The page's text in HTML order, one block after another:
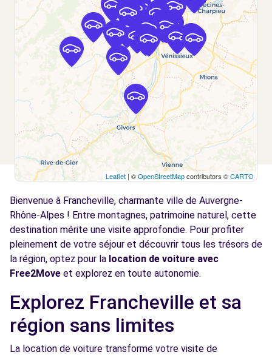
CRAPONNE, 69290
Free2move Rent - GARAGE DE LA DEMI LUNE
- TASSIN LA DEMI LUNE (P)
2.9
km
AVENUE DE LA REPUBLIQUE
TASSIN LA DEMI LUNE, 69160
Voir l'agence
Free2move Rent - MS RENT - TASSIN LA
3.0
AV. VICTORE HUGO
TASSIN LA DEMI LUNE, 69160
Free2Move Rent - GARAGE ROCADE OUEST -
ST-GENIS-LAVAL (C)
km
CD 42 ROUTE DE BRIGNAIS
ST-GENIS-LAVAL, 69230
Leaflet | ©OpenStreetMapcontributors ©CARTO
Bienvenue à Francheville, charmante ville de Auvergne-
Rhône-Alpes ! Entre montagnes, patrimoine naturel, cette
destination mérite une visite approfondie. Pour profiter
pleinement de votre séjour et découvrir tous les trésors de
la région, optez pour la location de voiture avec
Free2Move et explorez en toute autonomie.
Explorez Francheville et sa
région sans limites
La location de voiture transforme votre visite de